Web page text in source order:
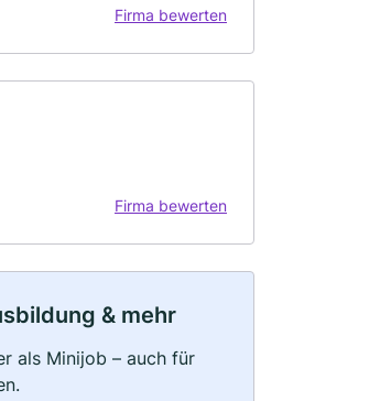
Firma bewerten
Firma bewerten
& mehr
als Minijob – auch für